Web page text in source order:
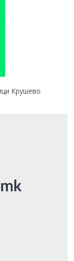
Крушево